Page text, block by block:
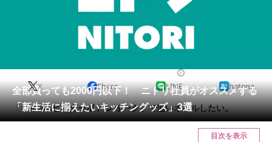
教育・育児
会員記事
メディア
全部買っても2000円以下！ ニトリ社員がオススメする
「新生活に揃えたいキッチングッズ」3選
X Share LINE hatena
「オイル&ビネガーボトル オーク」で追いオイルしたい。
目次を表示